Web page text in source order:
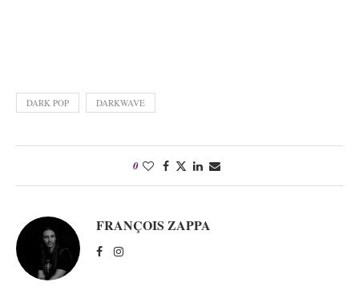
DARK POP DARKWAVE
0
FRANÇOIS ZAPPA